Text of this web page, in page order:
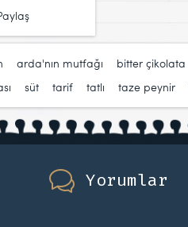
arda'nın mutfağı bitter çikolata
süt tarif tatlı taze peynir
Yorumlar